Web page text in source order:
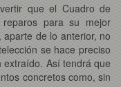
que el Cuadro de
reparos para su mejor
de lo anterior, no
se hace preciso
extraído. Así tendrá que
concretos como, sin